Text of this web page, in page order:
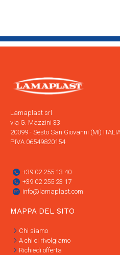
Lamaplast srl
via G. Mazzini 33
20099 - Sesto San Giovanni (MI)
P.IVA 06549820154
+39 02 255 13 40
+39 02 255 23 17
info@lamaplast.com
MAPPA DEL SITO
Chi siamo
A chi ci rivolgiamo
Richiedi offerta